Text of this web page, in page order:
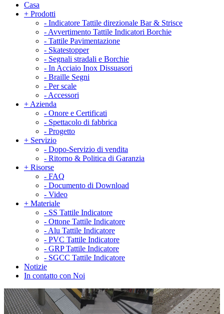
Casa
+ Prodotti
- Indicatore Tattile direzionale Bar & Strisce
- Avvertimento Tattile Indicatori Borchie
- Tattile Pavimentazione
- Skatestopper
- Segnali stradali e Borchie
- In Acciaio Inox Dissuasori
- Braille Segni
- Per scale
- Accessori
+ Azienda
- Onore e Certificati
- Spettacolo di fabbrica
- Progetto
+ Servizio
- Dopo-Servizio di vendita
- Ritorno & Politica di Garanzia
+ Risorse
- FAQ
- Documento di Download
- Video
+ Materiale
- SS Tattile Indicatore
- Ottone Tattile Indicatore
- Alu Tattile Indicatore
- PVC Tattile Indicatore
- GRP Tattile Indicatore
- SGCC Tattile Indicatore
Notizie
In contatto con Noi